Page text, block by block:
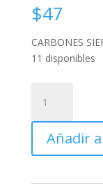
$47
CARBONES
11 disponibles
SIERRA
SABLE
BYD
cantidad
Añadir